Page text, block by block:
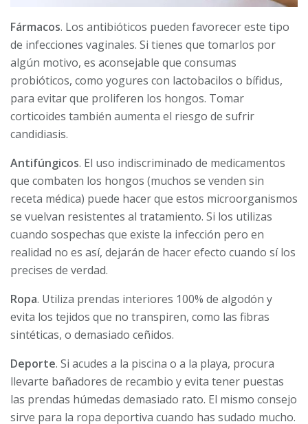
Fármacos. Los antibióticos pueden favorecer este tipo
de infecciones vaginales. Si tienes que tomarlos por
algún motivo, es aconsejable que consumas
probióticos, como yogures con lactobacilos o bífidus,
para evitar que proliferen los hongos. Tomar
corticoides también aumenta el riesgo de sufrir
candidiasis.
Antifúngicos. El uso indiscriminado de medicamentos
que combaten los hongos (muchos se venden sin
receta médica) puede hacer que estos microorganismos
se vuelvan resistentes al tratamiento. Si los utilizas
cuando sospechas que existe la infección pero en
realidad no es así, dejarán de hacer efecto cuando sí los
precises de verdad.
Ropa. Utiliza prendas interiores 100% de algodón y
evita los tejidos que no transpiren, como las fibras
sintéticas, o demasiado ceñidos.
Deporte. Si acudes a la piscina o a la playa, procura
llevarte bañadores de recambio y evita tener puestas
las prendas húmedas demasiado rato. El mismo consejo
sirve para la ropa deportiva cuando has sudado mucho.